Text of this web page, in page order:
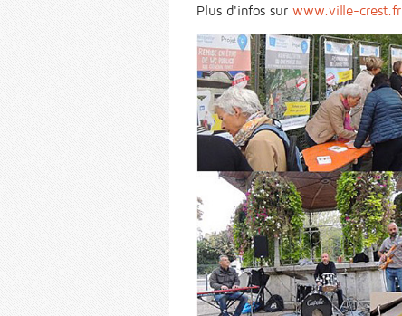
Plus d'infos sur www.ville-crest.fr